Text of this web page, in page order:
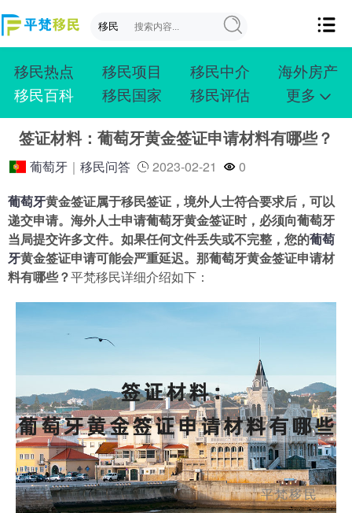
移民热点 移民项目 移民中介
海外房产
移民百科
移民国家 移民评估
更多
成功案例
投资移民 创业移民
购房移民
护照移民
技术移民 雇主移民
移民学院
联系我们
签证材料：葡萄牙黄金签证申请材料有哪些？
葡萄牙 ｜ 移民问答 2023-02-21
0
葡萄牙黄金签证属于移民签证，境外人士符合要求后，可以
递交申请。海外人士申请葡萄牙黄金签证时，必须向葡萄牙
当局提交许多文件。如果任何文件丢失或不完整，您的葡萄
牙黄金签证申请可能会严重延迟。那葡萄牙黄金签证申请材
料有哪些？平梵移民详细介绍如下：